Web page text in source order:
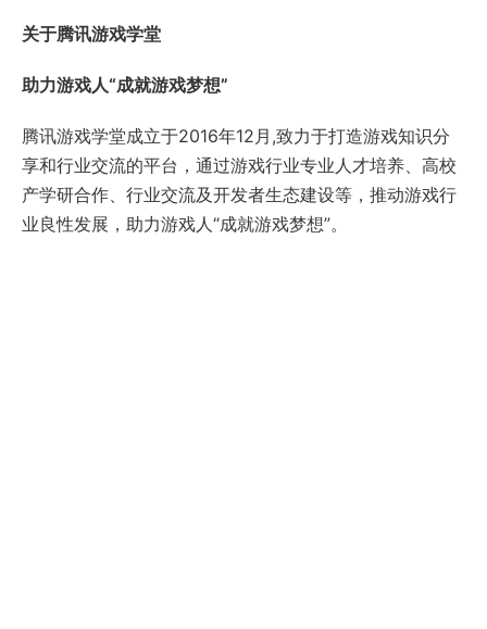
关于腾讯游戏学堂
助力游戏人“成就游戏梦想”
腾讯游戏学堂成立于2016年12月,致力于打造游戏知识分
享和行业交流的平台，通过游戏行业专业人才培养、高校
产学研合作、行业交流及开发者生态建设等，推动游戏行
业良性发展，助力游戏人“成就游戏梦想”。